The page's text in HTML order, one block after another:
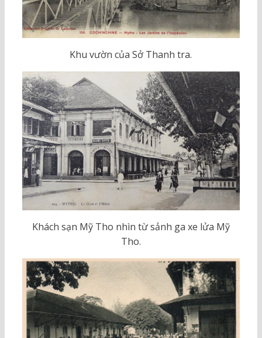
Khu vườn của Sở Thanh tra.
Khách sạn Mỹ Tho nhìn từ sảnh ga xe lửa Mỹ
Tho.